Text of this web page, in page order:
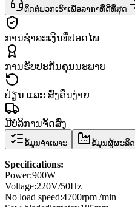
ຕິດຕໍ່ພວກເຮົາເພື່ອລາຄາທີ່ດີທີ່ສຸດ
ການຊຳລະເງິນທີ່ປອດໄພ
ການຮັບປະກັນຄຸນນະພາບ
ປ່ຽນ ແລະ ສົ່ງຄືນງ່າຍ
ມີບໍລິການຈັດສົ່ງ
ຂໍ້ມູນຈຳເພາະ ຂໍ້ມູນຜູ້ຜະລິດ
Specifications:
Power:900W
Voltage:220V/50Hz
No load speed:4700rpm /min